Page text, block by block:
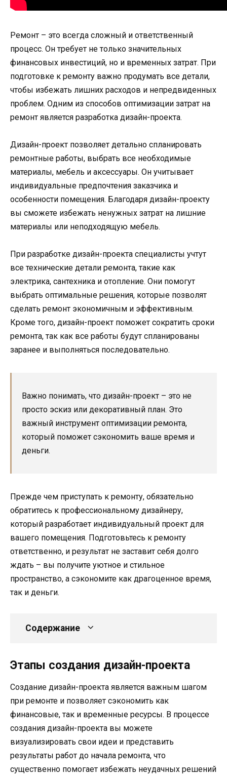
Ремонт – это всегда сложный и ответственный
процесс. Он требует не только значительных
финансовых инвестиций, но и временных затрат. При
подготовке к ремонту важно продумать все детали,
чтобы избежать лишних расходов и непредвиденных
проблем. Одним из способов оптимизации затрат на
ремонт является разработка дизайн-проекта.
Дизайн-проект позволяет детально спланировать
ремонтные работы, выбрать все необходимые
материалы, мебель и аксессуары. Он учитывает
индивидуальные предпочтения заказчика и
особенности помещения. Благодаря дизайн-проекту
вы сможете избежать ненужных затрат на лишние
материалы или неподходящую мебель.
При разработке дизайн-проекта специалисты учтут
все технические детали ремонта, такие как
электрика, сантехника и отопление. Они помогут
выбрать оптимальные решения, которые позволят
сделать ремонт экономичным и эффективным.
Кроме того, дизайн-проект поможет сократить сроки
ремонта, так как все работы будут спланированы
заранее и выполняться последовательно.
Важно понимать, что дизайн-проект – это не
просто эскиз или декоративный план. Это
важный инструмент оптимизации ремонта,
который поможет сэкономить ваше время и
деньги.
Прежде чем приступать к ремонту, обязательно
обратитесь к профессиональному дизайнеру,
который разработает индивидуальный проект для
вашего помещения. Подготовьтесь к ремонту
ответственно, и результат не заставит себя долго
ждать – вы получите уютное и стильное
пространство, а сэкономите как драгоценное время,
так и деньги.
Содержание
Этапы создания дизайн-проекта
Создание дизайн-проекта является важным шагом
при ремонте и позволяет сэкономить как
финансовые, так и временные ресурсы. В процессе
создания дизайн-проекта вы можете
визуализировать свои идеи и представить
результаты работ до начала ремонта, что
существенно помогает избежать неудачных решений